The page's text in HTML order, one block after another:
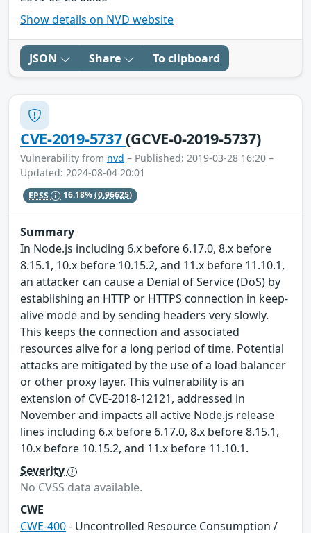
Show details on NVD website
JSON Share To clipboard
CVE-2019-5737(GCVE-0-2019-5737)
Vulnerability from nvd – Published: 2019-03-28 16:20 –
Updated: 2024-08-04 20:01
EPSS 16.18%(0.96625)
Summary
In Node.js including 6.x before 6.17.0, 8.x before
8.15.1, 10.x before 10.15.2, and 11.x before 11.10.1,
an attacker can cause a Denial of Service (DoS) by
establishing an HTTP or HTTPS connection in keep-
alive mode and by sending headers very slowly.
This keeps the connection and associated
resources alive for a long period of time. Potential
attacks are mitigated by the use of a load balancer
or other proxy layer. This vulnerability is an
extension of CVE-2018-12121, addressed in
November and impacts all active Node.js release
lines including 6.x before 6.17.0, 8.x before 8.15.1,
10.x before 10.15.2, and 11.x before 11.10.1.
Severity
No CVSS data available.
CWE
CWE-400- Uncontrolled Resource Consumption /